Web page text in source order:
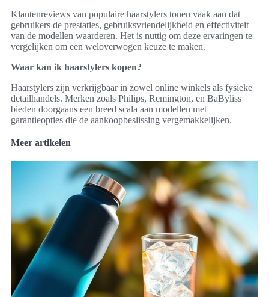
Klantenreviews van populaire haarstylers tonen vaak aan dat
gebruikers de prestaties, gebruiksvriendelijkheid en effectiviteit
van de modellen waarderen. Het is nuttig om deze ervaringen te
vergelijken om een weloverwogen keuze te maken.
Waar kan ik haarstylers kopen?
Haarstylers zijn verkrijgbaar in zowel online winkels als fysieke
detailhandels. Merken zoals Philips, Remington, en BaByliss
bieden doorgaans een breed scala aan modellen met
garantieopties die de aankoopbeslissing vergemakkelijken.
Meer artikelen